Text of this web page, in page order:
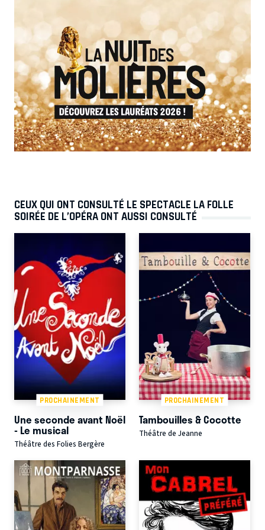
CEUX QUI ONT CONSULTÉ LE SPECTACLE LA FOLLE
SOIRÉE DE L’OPÉRA ONT AUSSI CONSULTÉ
PROCHAINEMENT
Une seconde avant Noël
- Le musical
Théâtre des Folies Bergère
PROCHAINEMENT
Tambouilles & Cocotte
Théâtre de Jeanne